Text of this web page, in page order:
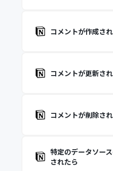
コメントが作成さ
コメントが更新さ
コメントが削除さ
特定のデータソー
されたら